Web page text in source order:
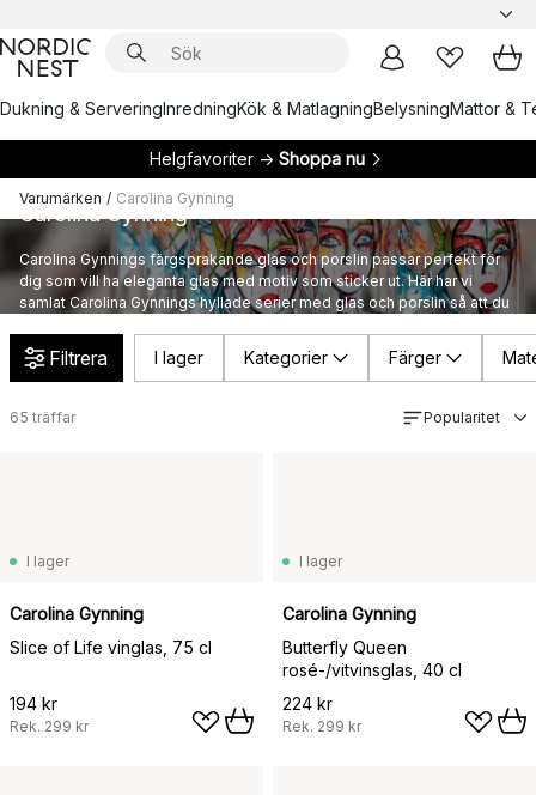
Dukning & ServeringInredningKök & MatlagningBelysningMattor &
Helgfavoriter → Shoppa nu
Varumärken / Carolina Gynning
Carolina Gynning
Carolina Gynnings färgsprakande glas och porslin passar perfekt för
dig som vill ha eleganta glas med motiv som sticker ut. Här har vi
samlat Carolina Gynnings hyllade serier med glas och porslin så att du
Filtrera I lager Kategorier Färger
65 träffar Popularitet
I lager
Carolina Gynning
Slice of Life vinglas, 75 cl
194 kr
Rek. 299 kr
I lager
Carolina Gynning
Butterfly Queen
rosé-/vitvinsglas, 40 cl
224 kr
Rek. 299 kr